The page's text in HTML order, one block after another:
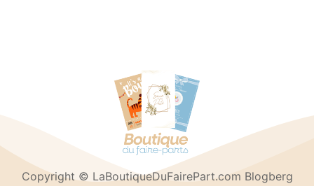
Copyright © LaBoutiqueDuFairePart.com Blogberg